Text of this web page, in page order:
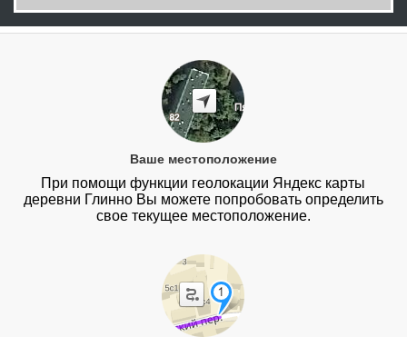
Ваше местоположение
При помощи функции геолокации Яндекс карты
деревни Глинно Вы можете попробовать определить
свое текущее местоположение.